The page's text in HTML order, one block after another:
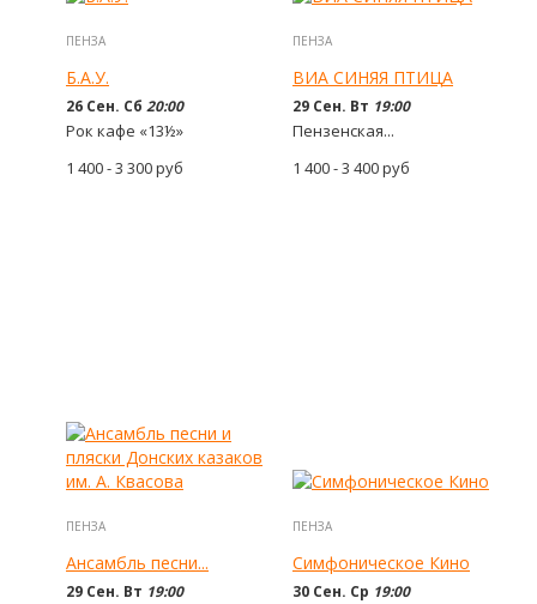
ПЕНЗА
Б.А.У.
26 Сен. Сб 20:00
Рок кафе «13½»
1 400 - 3 300руб
ПЕНЗА
ВИА СИНЯЯ ПТИЦА
29 Сен. Вт 19:00
Пензенская...
1 400 - 3 400руб
ПЕНЗА
Ансамбль песни...
29 Сен. Вт 19:00
ПЕНЗА
Симфоническое Кино
30 Сен. Ср 19:00